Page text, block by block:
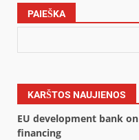
PAIEŠKA
KARŠTOS NAUJIENOS
EU development bank
financing